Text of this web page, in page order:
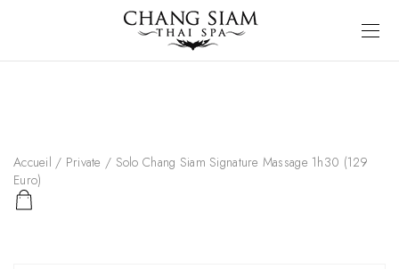
Accueil / Private / Solo Chang Siam Signature Massage 1h30 (129
Euro)